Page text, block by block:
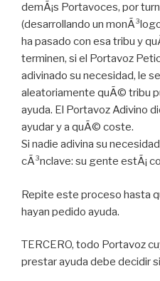
demÃ¡s Portavoces, por
(desarrollando un
ha pasado con esa tribu y
terminen, si el Portavoz
adivinado su necesidad, le
aleatoriamente quÃ© tribu
ayuda. El Portavoz Adivino
ayudar y a quÃ© coste.
Si nadie adivina su
cÃ³nclave: su gente estÃ¡
Repite este proceso hasta
hayan pedido ayuda.
TERCERO, todo Portavoz
prestar ayuda debe decidir